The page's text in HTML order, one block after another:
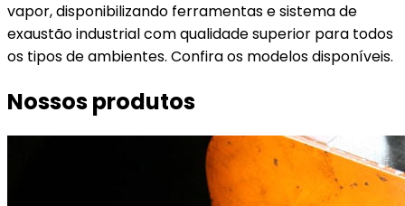
vapor, disponibilizando ferramentas e sistema de
exaustão industrial com qualidade superior para todos
os tipos de ambientes. Confira os modelos disponíveis.
Nossos produtos